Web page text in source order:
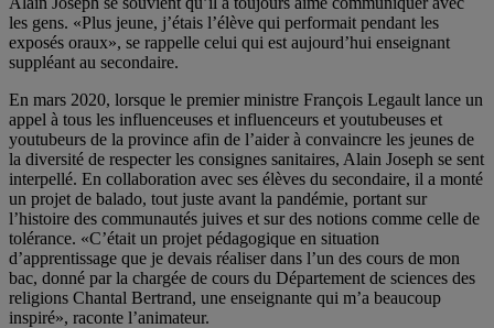
les gens. «Plus jeune, j’étais l’élève qui performait pendant les
exposés oraux», se rappelle celui qui est aujourd’hui enseignant
suppléant au secondaire.
En mars 2020, lorsque le premier ministre François Legault lance un
appel à tous les influenceuses et influenceurs et youtubeuses et
youtubeurs de la province afin de l’aider à convaincre les jeunes de
la diversité de respecter les consignes sanitaires, Alain Joseph se sent
interpellé. En collaboration avec ses élèves du secondaire, il a monté
un projet de balado, tout juste avant la pandémie, portant sur
l’histoire des communautés juives et sur des notions comme celle de
tolérance. «C’était un projet pédagogique en situation
d’apprentissage que je devais réaliser dans l’un des cours de mon
bac, donné par la chargée de cours du Département de sciences des
religions Chantal Bertrand, une enseignante qui m’a beaucoup
inspiré», raconte l’animateur.